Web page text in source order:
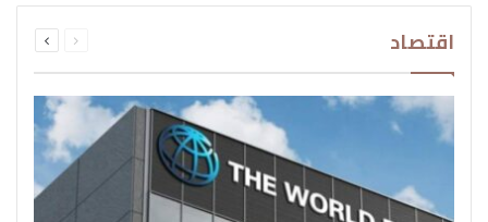
اقتصاد الصفحةالصفحة